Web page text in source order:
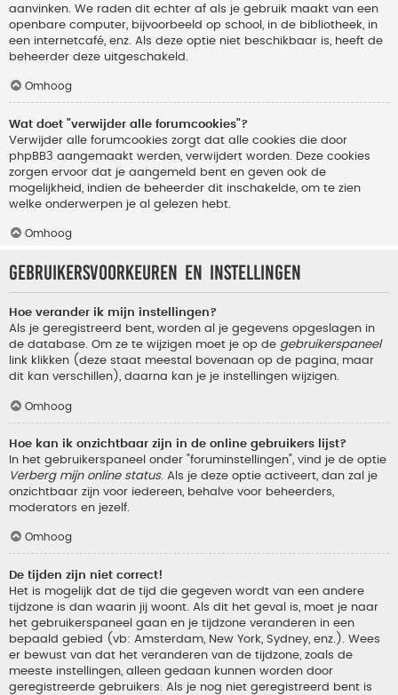
aanvinken. We raden dit echter af als je gebruik maakt van een
openbare computer, bijvoorbeeld op school, in de bibliotheek, in
een internetcafé, enz. Als deze optie niet beschikbaar is, heeft de
beheerder deze uitgeschakeld.
Omhoog
Wat doet "verwijder alle forumcookies"?
Verwijder alle forumcookies zorgt dat alle cookies die door
phpBB3 aangemaakt werden, verwijdert worden. Deze cookies
zorgen ervoor dat je aangemeld bent en geven ook de
mogelijkheid, indien de beheerder dit inschakelde, om te zien
welke onderwerpen je al gelezen hebt.
Omhoog
Gebruikersvoorkeuren en instellingen
Hoe verander ik mijn instellingen?
Als je geregistreerd bent, worden al je gegevens opgeslagen in
de database. Om ze te wijzigen moet je op de gebruikerspaneel
link klikken (deze staat meestal bovenaan op de pagina, maar
dit kan verschillen), daarna kan je je instellingen wijzigen.
Omhoog
Hoe kan ik onzichtbaar zijn in de online gebruikers lijst?
In het gebruikerspaneel onder "foruminstellingen", vind je de optie
Verberg mijn online status. Als je deze optie activeert, dan zal je
onzichtbaar zijn voor iedereen, behalve voor beheerders,
moderators en jezelf.
Omhoog
De tijden zijn niet correct!
Het is mogelijk dat de tijd die gegeven wordt van een andere
tijdzone is dan waarin jij woont. Als dit het geval is, moet je naar
het gebruikerspaneel gaan en je tijdzone veranderen in een
bepaald gebied (vb: Amsterdam, New York, Sydney, enz.). Wees
er bewust van dat het veranderen van de tijdzone, zoals de
meeste instellingen, alleen gedaan kunnen worden door
geregistreerde gebruikers. Als je nog niet geregistreerd bent is